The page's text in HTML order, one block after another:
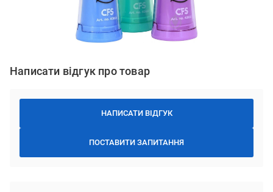
Написати відгук про товар
НАПИСАТИ ВІДГУК
ПОСТАВИТИ ЗАПИТАННЯ